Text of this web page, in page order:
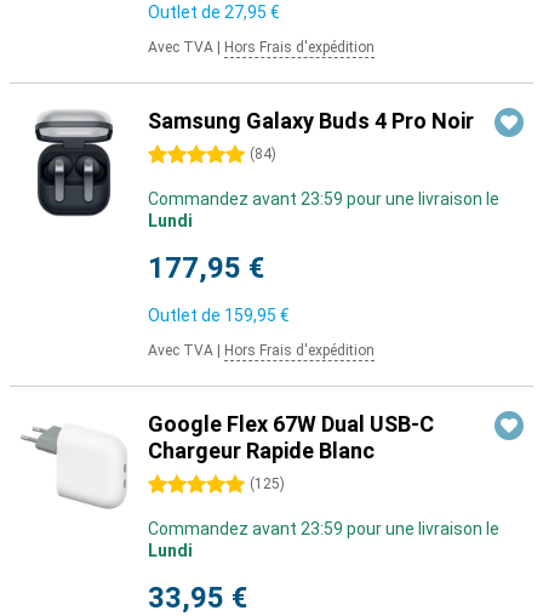
Outlet de 27,95 €
Avec TVA Hors Frais d'expédition
Samsung Galaxy Buds 4 Pro Noir
5 étoiles (84)
Commandez avant 23:59 pour une livraison le
Lundi
177,95 €
Outlet de 159,95 €
Avec TVA Hors Frais d'expédition
Google Flex 67W Dual USB-C
Chargeur Rapide Blanc
5 étoiles (125)
Commandez avant 23:59 pour une livraison le
Lundi
33,95 €